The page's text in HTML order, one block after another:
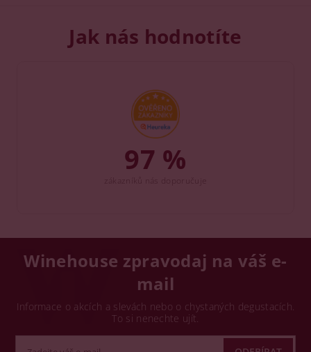
Jak nás hodnotíte
97 %
Winehouse zpravodaj na váš e-
mail
Informace o akcích a slevách nebo o chystaných degustacích.
To si nenechte ujít.